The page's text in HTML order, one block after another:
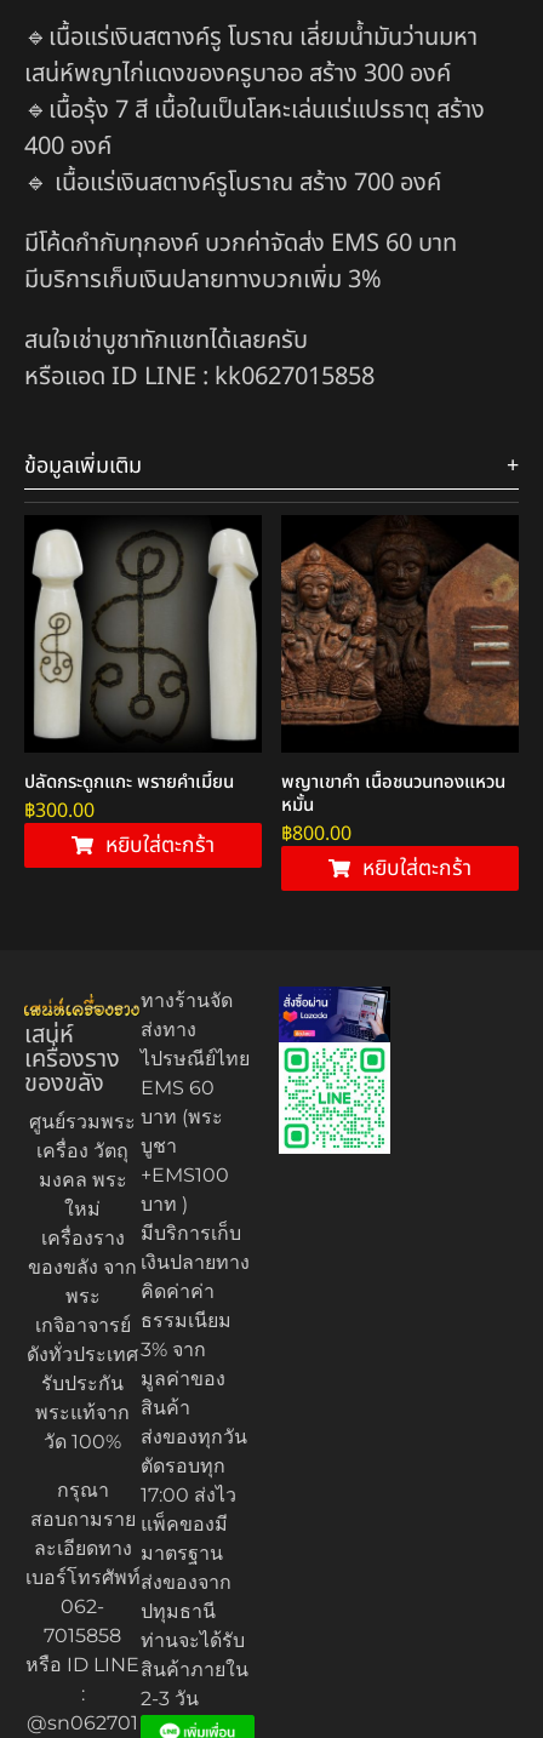
🔹เนื้อแร่เงินสตางค์รู โบราณ เลี่ยมน้ำมันว่านมหา
เสน่ห์พญาไก่แดงของครูบาออ สร้าง 300 องค์
🔹เนื้อรุ้ง 7 สี เนื้อในเป็นโลหะเล่นแร่แปรธาตุ สร้าง
400 องค์
🔹 เนื้อแร่เงินสตางค์รูโบราณ สร้าง 700 องค์
มีโค้ดกำกับทุกองค์ บวกค่าจัดส่ง EMS 60 บาท
มีบริการเก็บเงินปลายทางบวกเพิ่ม 3%
สนใจเช่าบูชาทักแชทได้เลยครับ
หรือแอด ID LINE : kk0627015858
ข้อมูลเพิ่มเติม
ปลัดกระดูกแกะ พรายคำเมี้ยน
฿300.00
หยิบใส่ตะกร้า
พญาเขาคำ เนื้อชนวนทองแหวน
หมั้น
฿800.00
หยิบใส่ตะกร้า
เสน่ห์
เครื่องราง
ของขลัง
ศูนย์รวมพระ
เครื่อง วัตถุ
มงคล พระ
ใหม่
เครื่องราง
ของขลัง จาก
พระ
เกจิอาจารย์
ดังทั่วประเทศ
รับประกัน
พระแท้จาก
วัด 100%
กรุณา
สอบถามราย
ละเอียดทาง
เบอร์โทรศัพท์
062-
7015858
หรือ ID LINE
:
@sn062701
ทางร้านจัด
ส่งทาง
ไปรษณีย์ไทย
EMS 60
บาท (พระ
บูชา
+EMS100
บาท )
มีบริการเก็บ
เงินปลายทาง
คิดค่าค่า
ธรรมเนียม
3% จาก
มูลค่าของ
สินค้า
ส่งของทุกวัน
ตัดรอบทุก
17:00 ส่งไว
แพ็คของมี
มาตรฐาน
ส่งของจาก
ปทุมธานี
ท่านจะได้รับ
สินค้าภายใน
2-3 วัน